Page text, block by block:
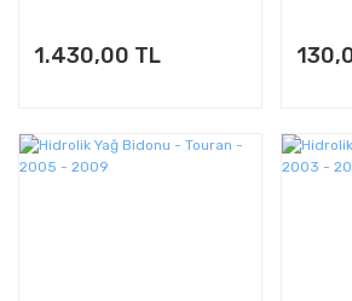
1.430,00 TL